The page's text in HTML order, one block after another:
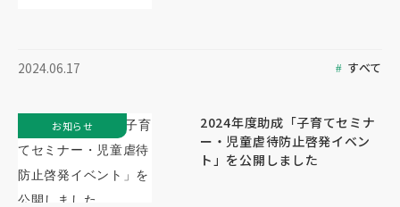
2024.06.17 すべて
2024年度助成「子育てセミナ
ー・児童虐待防止啓発イベン
ト」を公開しました
お知らせ